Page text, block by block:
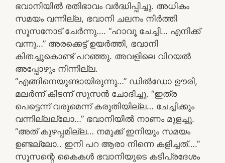
ഭവാനിയിൽ രതിഭാവം വർദ്ധിപ്പിച്ചു. അധികം
സമയം വന്നില്ല, ഭവാനി ചലനം നിർത്തി
സൂസനോട് ചേർന്നു…. “ഹാവൂ ചേച്ചീ… എനിക്ക്
വന്നു…” അരക്കെട്ട് ഉയർത്തി, ഭവാനി
കിതച്ചുകൊണ്ട് പറഞ്ഞു. അവളിലെ വിറയൽ
അപ്പോഴും നിന്നില്ല.
“എങ്ങിനെയുണ്ടായിരുന്നു…” ഡിൽഡോ ഊരി,
മലർന്ന് കിടന്ന് സൂസൻ ചോദിച്ചു. “ഇത്ര
പെട്ടെന്ന് വരുമെന്ന് കരുതിയില്ല… ചേച്ചിക്കും
വന്നില്ലല്ലോ…” ഭവാനിയിൽ നാണം മുളച്ചു.
“അത് കുഴപ്പമില്ല… നമുക്ക് ഇനിയും സമയം
ഉണ്ടല്ലോ.. ഇനി പറ ആരാ നിന്നെ കളിച്ചത്….”
സൂസന്റെ കൈകൾ ഭവാനിയുടെ കടിപ്രദേശം